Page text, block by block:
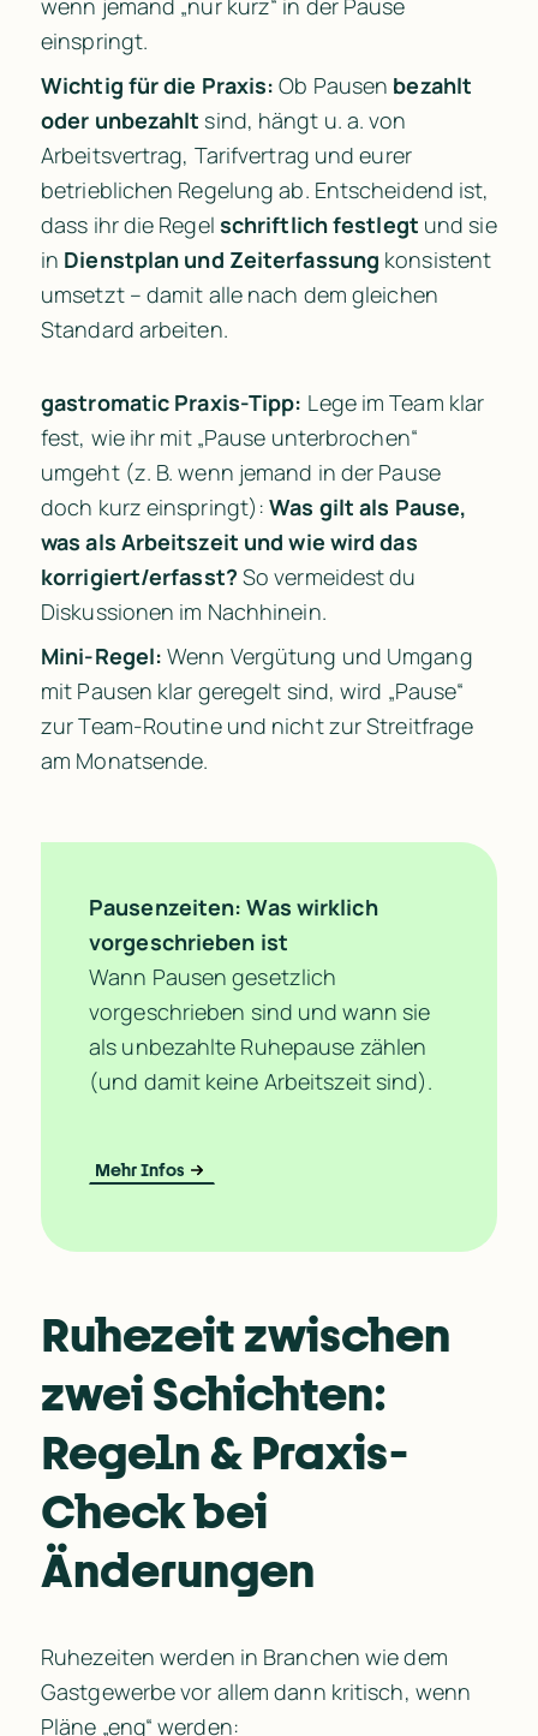
wenn jemand „nur kurz“ in der Pause
einspringt.
Wichtig für die Praxis: Ob Pausen bezahlt
oder unbezahlt sind, hängt u. a. von
Arbeitsvertrag, Tarifvertrag und eurer
betrieblichen Regelung ab. Entscheidend ist,
dass ihr die Regel schriftlich festlegt und sie
in Dienstplan und Zeiterfassung konsistent
umsetzt – damit alle nach dem gleichen
Standard arbeiten.
gastromatic Praxis-Tipp: Lege im Team klar
fest, wie ihr mit „Pause unterbrochen“
umgeht (z. B. wenn jemand in der Pause
doch kurz einspringt): Was gilt als Pause,
was als Arbeitszeit und wie wird das
korrigiert/erfasst? So vermeidest du
Diskussionen im Nachhinein.
Mini-Regel: Wenn Vergütung und Umgang
mit Pausen klar geregelt sind, wird „Pause“
zur Team-Routine und nicht zur Streitfrage
am Monatsende.
Pausenzeiten: Was wirklich
vorgeschrieben ist
Wann Pausen gesetzlich
vorgeschrieben sind und wann sie
als unbezahlte Ruhepause zählen
(und damit keine Arbeitszeit sind).
Mehr Infos
Ruhezeit zwischen
zwei Schichten:
Regeln & Praxis-
Check bei
Änderungen
Ruhezeiten werden in Branchen wie dem
Gastgewerbe vor allem dann kritisch, wenn
Pläne „eng“ werden: